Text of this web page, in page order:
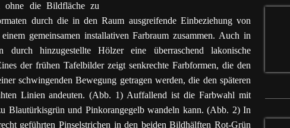
ohne die Bildfläche zu
durch die in den Raum ausgreifende Einbeziehung von
gemeinsamen installativen Farbraum zusammen. Auch in
hinzugestellte Hölzer eine überraschend lakonische
der frühen Tafelbilder zeigt senkrechte Farbformen, die den
schwingenden Bewegung getragen werden, die den späteren
Linien andeuten. (Abb. 1) Auffallend ist die Farbwahl mit
Blautürkisgrün und Pinkorangegelb wandeln kann. (Abb. 2) In
geführten Pinselstrichen in den beiden Bildhälften Rot-Grün